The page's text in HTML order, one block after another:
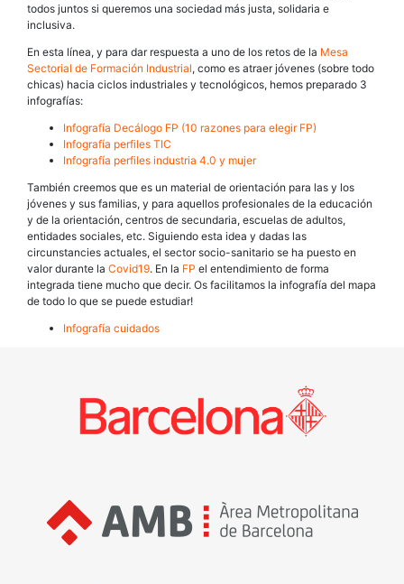
todos juntos si queremos una sociedad más justa, solidaria e
inclusiva.
En esta línea, y para dar respuesta a uno de los retos de la Mesa
Sectorial de Formación Industrial, como es atraer jóvenes (sobre todo
chicas) hacia ciclos industriales y tecnológicos, hemos preparado 3
infografías:
Infografía Decálogo FP (10 razones para elegir FP)
Infografía perfiles TIC
Infografía perfiles industria 4.0 y mujer
También creemos que es un material de orientación para las y los
jóvenes y sus familias, y para aquellos profesionales de la educación
y de la orientación, centros de secundaria, escuelas de adultos,
entidades sociales, etc. Siguiendo esta idea y dadas las
circunstancies actuales, el sector socio-sanitario se ha puesto en
valor durante la Covid19. En la FP el entendimiento de forma
integrada tiene mucho que decir. Os facilitamos la infografía del mapa
de todo lo que se puede estudiar!
Infografía cuidados